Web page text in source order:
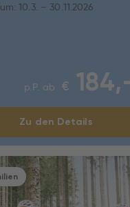
10.3. – 30.11.2026
p.P. ab €
Zu den Details